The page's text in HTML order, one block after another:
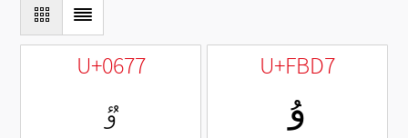
U+0677
ٷ
U+FBD7
ﯗ